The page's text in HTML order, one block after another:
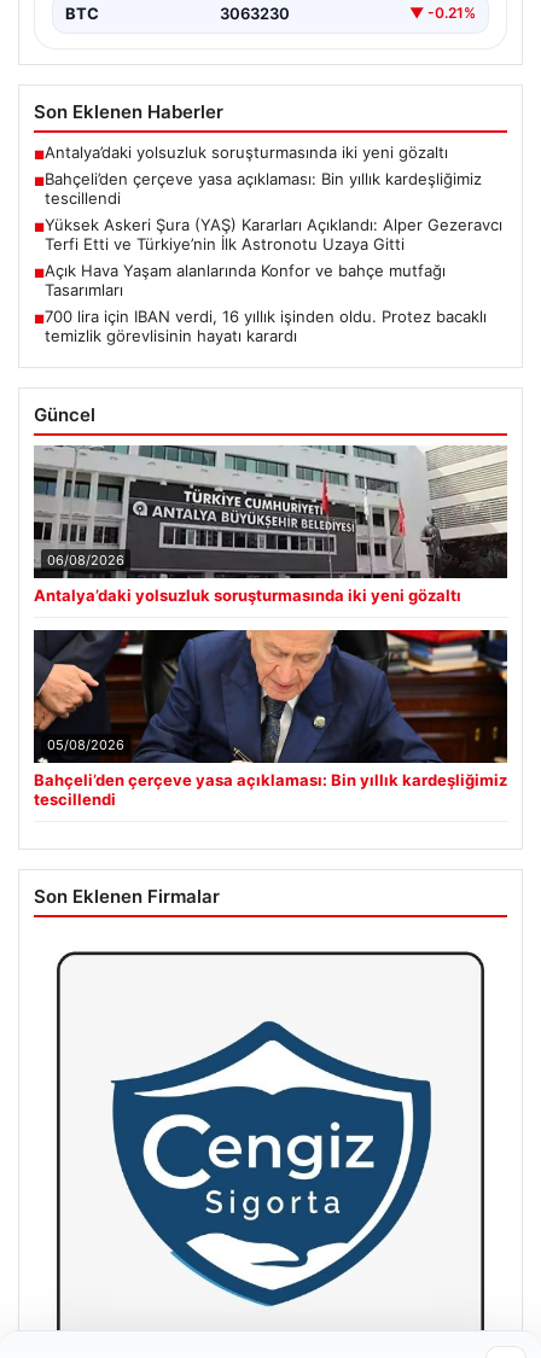
BTC 3063230 ▼ -0.21%
Son Eklenen Haberler
■Antalya’daki yolsuzluk soruşturmasında iki yeni gözaltı
■Bahçeli’den çerçeve yasa açıklaması: Bin yıllık kardeşliğimiz
tescillendi
■Yüksek Askeri Şura (YAŞ) Kararları Açıklandı: Alper Gezeravcı
Terfi Etti ve Türkiye’nin İlk Astronotu Uzaya Gitti
■Açık Hava Yaşam alanlarında Konfor ve bahçe mutfağı
Tasarımları
■700 lira için IBAN verdi, 16 yıllık işinden oldu. Protez bacaklı
temizlik görevlisinin hayatı karardı
Güncel
06/08/2026
Antalya’daki yolsuzluk soruşturmasında iki yeni gözaltı
05/08/2026
Bahçeli’den çerçeve yasa açıklaması: Bin yıllık kardeşliğimiz
tescillendi
Son Eklenen Firmalar